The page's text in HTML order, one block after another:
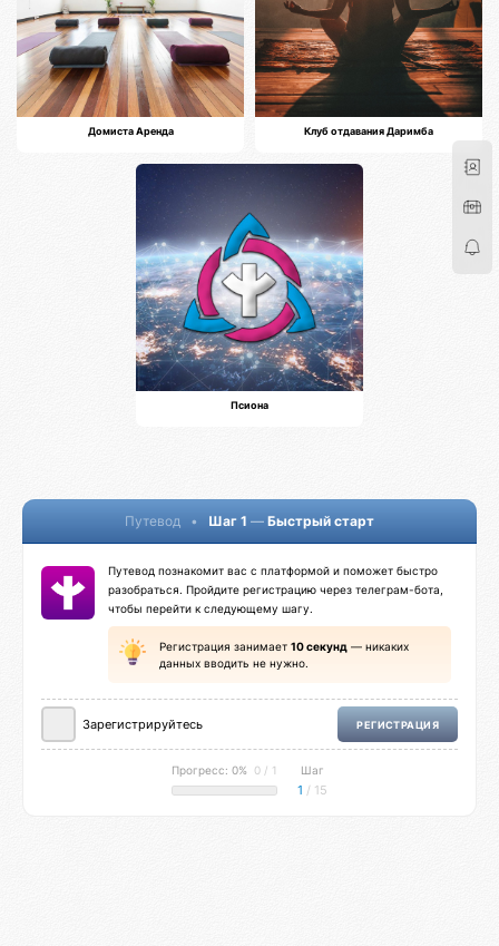
Домиста Аренда Клуб отдавания Даримба
Псиона
Путевод • Шаг 1 — Быстрый старт
Путевод познакомит вас с платформой и поможет быстро
разобраться. Пройдите регистрацию через телеграм-бота,
чтобы перейти к следующему шагу.
Регистрация занимает 10 секунд — никаких
данных вводить не нужно.
Зарегистрируйтесь РЕГИСТРАЦИЯ
Прогресс: 0% 0 / 1 Шаг
1 / 15